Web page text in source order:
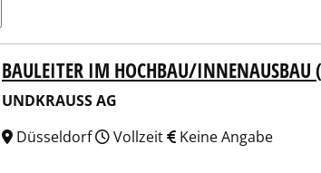
BAULEITER IM HOCHBAU/
UNDKRAUSS AG
Düsseldorf
Vollzeit Keine Angabe